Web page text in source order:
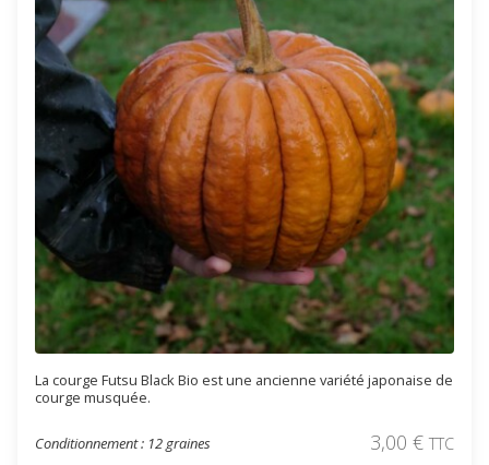
La courge Futsu Black Bio est une ancienne variété japonaise de
courge musquée.
Conditionnement : 12 graines 3,00 € TTC